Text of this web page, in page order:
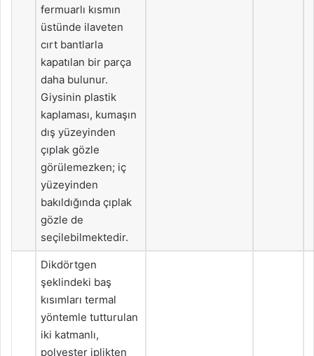
fermuarlı kısmın
üstünde ilaveten
cırt bantlarla
kapatılan bir parça
daha bulunur.
Giysinin plastik
kaplaması, kumaşın
dış yüzeyinden
çıplak gözle
görülemezken; iç
yüzeyinden
bakıldığında çıplak
gözle de
seçilebilmektedir.
Dikdörtgen
şeklindeki baş
kısımları termal
yöntemle tutturulan
iki katmanlı,
polyester iplikten